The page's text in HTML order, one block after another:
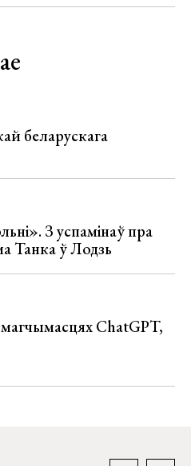
беларускага
З успамінаў пра
Танка ў Лодзь
ChatGPT,